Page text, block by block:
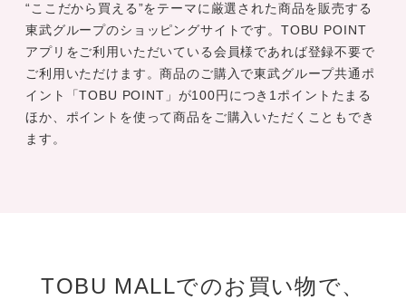
“ここだから買える”をテーマに厳選された商品を販売する
東武グループのショッピングサイトです。TOBU POINT
アプリをご利用いただいている会員様であれば登録不要で
ご利用いただけます。商品のご購入で東武グループ共通ポ
イント「TOBU POINT」が100円につき1ポイントたまる
ほか、ポイントを使って商品をご購入いただくこともでき
ます。
TOBU MALLでのお買い物で、